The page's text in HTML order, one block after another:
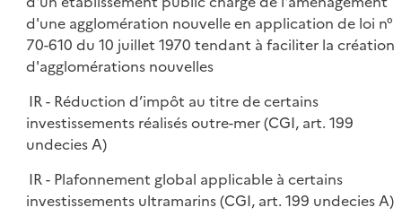
d'une agglomération nouvelle en application de loi n°
70-610 du 10 juillet 1970 tendant à faciliter la création
d'agglomérations nouvelles
IR - Réduction d’impôt au titre de certains
investissements réalisés outre-mer (CGI, art. 199
undecies A)
IR - Plafonnement global applicable à certains
investissements ultramarins (CGI, art. 199 undecies A)